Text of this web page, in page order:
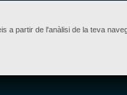
a partir de l'anàlisi de la teva